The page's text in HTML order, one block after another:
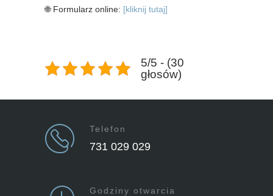
🌐 Formularz online: [kliknij tutaj]
5/5 - (30
głosów)
Telefon
731 029 029
Godziny otwarcia